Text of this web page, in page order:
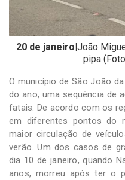
20 de janeiro|João
pipa
O município de São João
do ano, uma sequência de
fatais. De acordo com os
em diferentes pontos do
maior circulação de
verão. Um dos casos de
dia 10 de janeiro, quando
anos, morreu após ter o